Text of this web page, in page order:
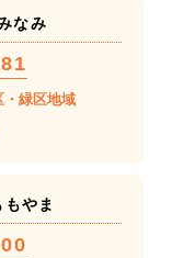
なみ
・緑区地域
やま